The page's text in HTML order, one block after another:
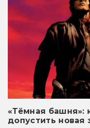
«Тёмная башня»:
допустить новая